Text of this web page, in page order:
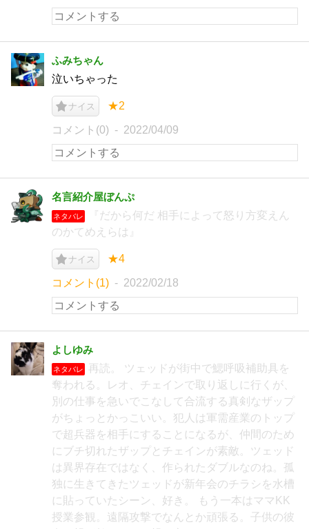
ふみちゃん
泣いちゃった
ナイス ★2
コメント(0) 2022/04/09
名言紹介屋ぼんぷ
ネタバレ
『だから何だ 相手によって怒り方変えん
のかてめえらは』
ナイス ★4
コメント(1) 2022/02/18
よしゆみ
ネタバレ
再読。 ツェッドが街中で鰓呼吸補助具を
奪われる。レオ、チェインで取り返しに行くが、
別の仕事を急いでこなして合流する真剣なザップ
がちょっとかっこいい。犯人は軍需産業のトップ
で超兵器を相手にすることになるが、仲間のため
にブチ切れたザップとチェインが素敵。ツェッド
は異界存在ではなく、作られたダブルなのね。孤
独に生きてきたツェッドが新年会のチラシを水槽
に貼っていたシーン、好き。 もう一本はママKK
授業参観。遠隔攻撃でなんとか頑張る。子供の彼